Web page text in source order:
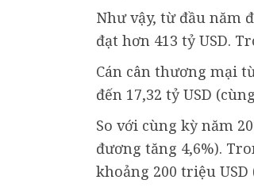
Như vậy, từ đầu năm
đạt hơn 413 tỷ USD.
Cán cân thương mại
đến 17,32 tỷ USD
So với cùng kỳ năm
đương tăng 4,6%).
khoảng 200 triệu